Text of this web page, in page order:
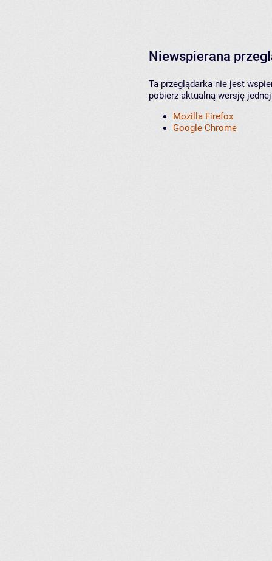
Niewspierana
Ta przeglądarka nie jest
pobierz aktualną wersję
Mozilla Firefox
Google Chrome